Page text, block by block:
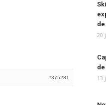
#375281
20
13